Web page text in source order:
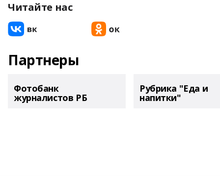
Читайте нас
Партнеры
Фотобанк
журналистов РБ
Рубрика "Еда и
напитки"